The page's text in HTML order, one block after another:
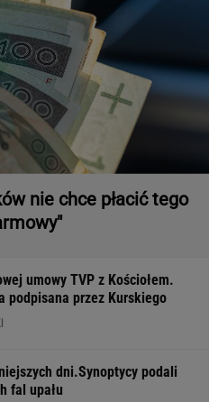
nie chce płacić tego
umowy TVP z Kościołem.
podpisana przez Kurskiego
dni.Synoptycy podali
fal upału